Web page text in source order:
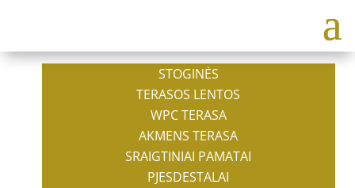
STOGINĖS
TERASOS LENTOS
WPC TERASA
AKMENS TERASA
SRAIGTINIAI PAMATAI
PJESDESTALAI